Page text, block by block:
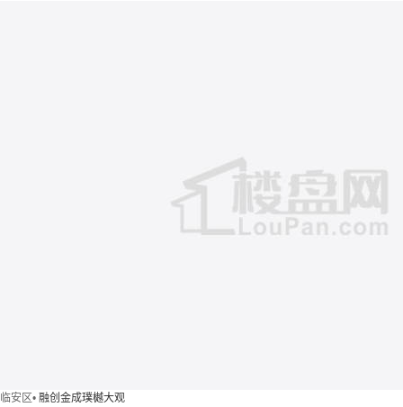
临安区• 融创金成璞樾大观